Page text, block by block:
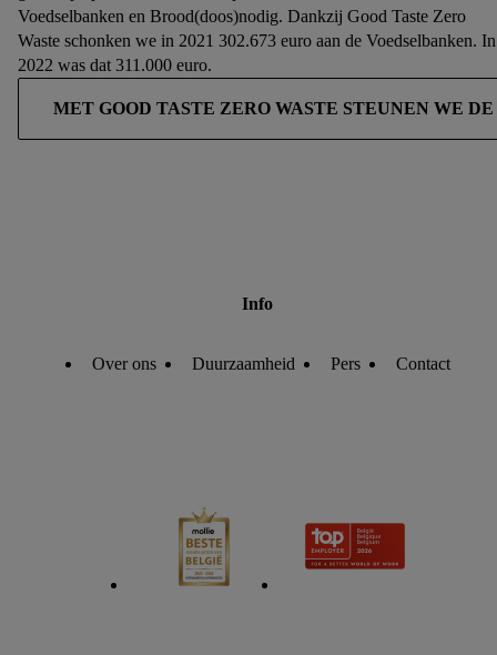
Voedselbanken en Brood(doos)nodig. Dankzij Good Taste Zero
Waste schonken we in 2021 302.673 euro aan de Voedselbanken. In
2022 was dat 311.000 euro.
MET GOOD TASTE ZERO WASTE STEUNEN WE
Info
Over ons Duurzaamheid Pers Contact
Onder “Aanpassen” kunt u individuele doeleinden toestaan en
meer informatie vinden over de gegevensverwerking.
Door op “weigeren” te klikken, kunt u alleen het gebruik van
de noodzakelijke technologieën toestaan. Door op